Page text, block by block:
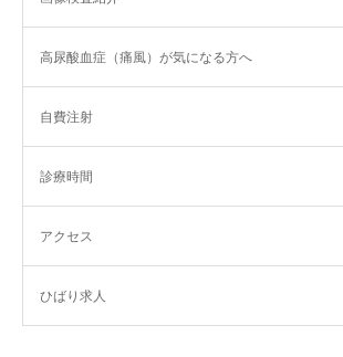
高尿酸血症（痛風）が気になる方へ
自費注射
診療時間
アクセス
ひばり求人